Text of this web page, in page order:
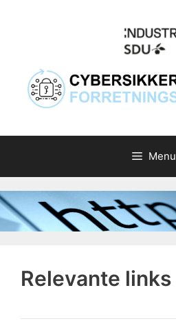
Menu
Relevante links